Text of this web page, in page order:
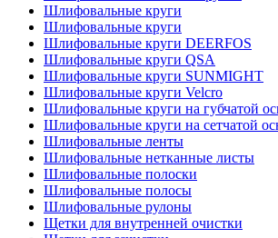
Шлифовальные круги
Шлифовальные круги
Шлифовальные круги DEERFOS
Шлифовальные круги QSA
Шлифовальные круги SUNMIGHT
Шлифовальные круги Velcro
Шлифовальные круги на губчатой
Шлифовальные круги на сетчатой
Шлифовальные ленты
Шлифовальные нетканные листы
Шлифовальные полоски
Шлифовальные полосы
Шлифовальные рулоны
Щетки для внутренней очистки